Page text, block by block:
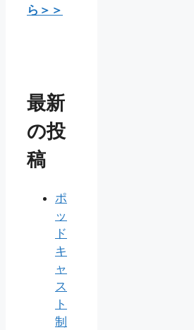
ら＞＞
最新
の投
稿
ポ
ッ
ド
キ
ャ
ス
ト
制